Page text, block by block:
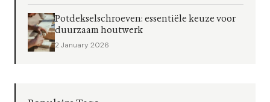
Potdekselschroeven: essentiële keuze voor
duurzaam houtwerk
2 January 2026